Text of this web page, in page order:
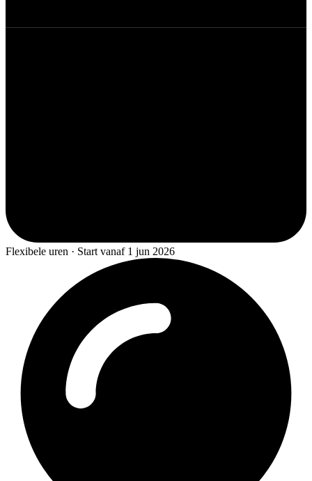
Flexibele uren · Start vanaf 1 jun 2026